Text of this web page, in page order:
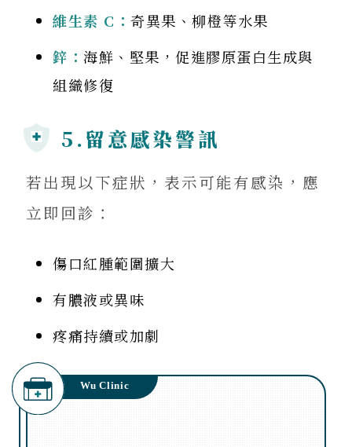
維生素 C：奇異果、柳橙等水果
鋅：海鮮、堅果，促進膠原蛋白生成與
組織修復
5.留意感染警訊
若出現以下症狀，表示可能有感染，應
立即回診：
傷口紅腫範圍擴大
有膿液或異味
疼痛持續或加劇
Wu Clinic